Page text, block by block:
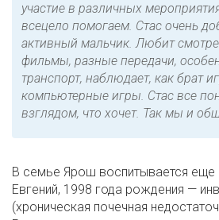
участие в различных
всецело помогаем. Стас очень
активный мальчик. Любит
фильмы, разные передачи,
транспорт, наблюдает, как брат
компьютерные игры. Стас все
взглядом, что хочет. Так мы и
В семье Ярош воспитывается еще
Евгений, 1998 года рождения —
(хроническая почечная